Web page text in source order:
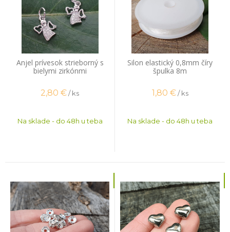
Anjel prívesok strieborný s
bielymi zirkónmi
2,80 €/ ks
Na sklade - do 48h u teba
Silon elastický 0,8mm číry
špulka 8m
1,80 € / ks
Na sklade - do 48h u teba